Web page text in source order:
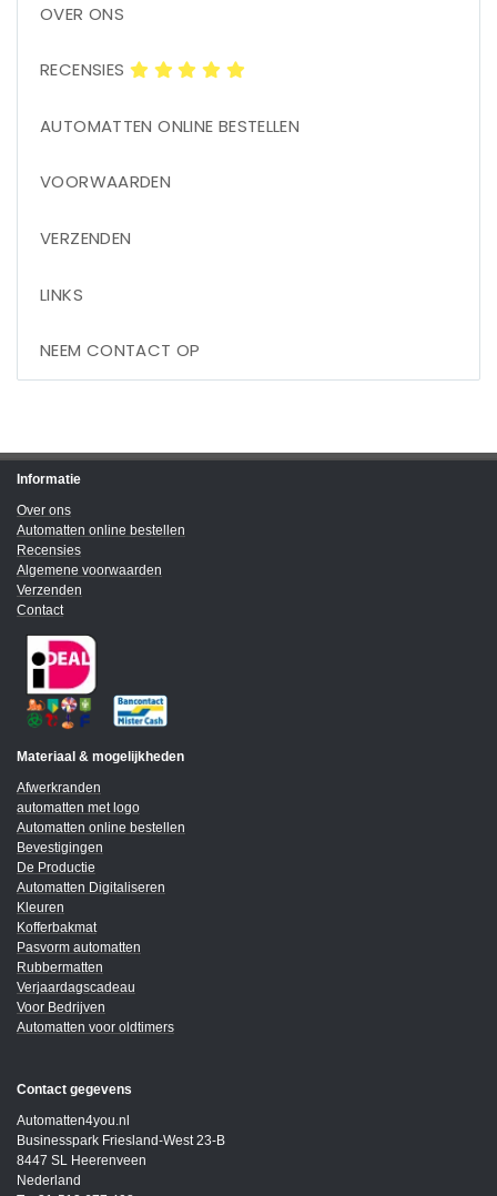
OVER ONS
RECENSIES
AUTOMATTEN ONLINE BESTELLEN
VOORWAARDEN
VERZENDEN
LINKS
NEEM CONTACT OP
Informatie
Over ons
Automatten online bestellen
Recensies
Algemene voorwaarden
Verzenden
Contact
Materiaal & mogelijkheden
Afwerkranden
automatten met logo
Automatten online bestellen
Bevestigingen
De Productie
Automatten Digitaliseren
Kleuren
Kofferbakmat
Pasvorm automatten
Rubbermatten
Verjaardagscadeau
Voor Bedrijven
Automatten voor oldtimers
Contact gegevens
Automatten4you.nl
Businesspark Friesland-West 23-B
8447 SL Heerenveen
Nederland